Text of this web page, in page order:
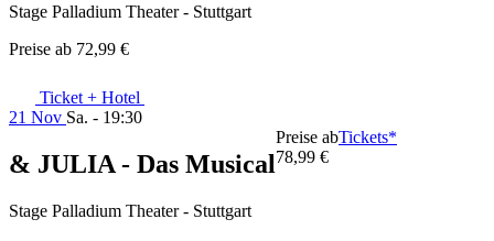
Stage Palladium Theater - Stuttgart
Preise ab 72,99 €
Ticket + Hotel
21 Nov Sa. - 19:30
& JULIA - Das Musical
Stage Palladium Theater - Stuttgart
Preise ab
78,99 €
Tickets*